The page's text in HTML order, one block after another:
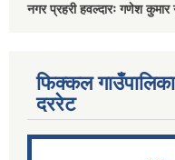
नगर प्रहरी हवल्दारः गणेश
फिक्कल
दररेट